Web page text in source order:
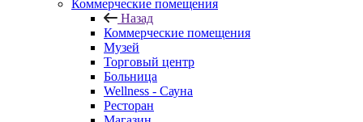
Коммерческие помещения
Назад
Коммерческие помещения
Музей
Торговый центр
Больница
Wellness - Сауна
Ресторан